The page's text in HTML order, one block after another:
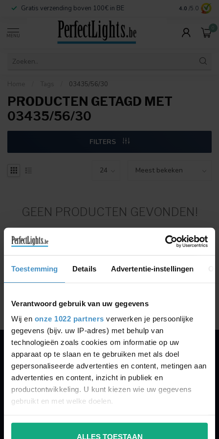
Toestemming Details Advertentie-instellingen
Verantwoord gebruik van uw gegevens
Wij en onze 1022 partners verwerken je persoonlijke
gegevens (bijv. uw IP-adres) met behulp van
technologieën zoals cookies om informatie op uw
apparaat op te slaan en te gebruiken met als doel
gepersonaliseerde advertenties en content, metingen aan
advertenties en content, inzicht in publiek en
productontwikkeling. U kunt kiezen wie uw gegevens
gebruikt en met welke doelen.
Als u het toestaat, willen we ook graag:
ALLES TOESTAAN
Gratis verzending boven 100€ in BE Veilige
4.0 /5.0
MENU
0
Home Tags 03435/56/30
PRODUCTEN GETAGD MET
03435/56/30
FILTERS
GEEN PRODUCTEN GEVONDEN!
Toon1-0van 0
PERFECTLIGHTS
Gegevens:
Kruisbeeldsraat 72
9220 Hamme